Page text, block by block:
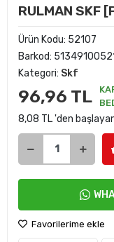
RULMAN SKF
Ürün Kodu: 52107
Barkod:
Kategori: Skf
96,96 TL
8,08 TL 'den
Favorilerime ekle